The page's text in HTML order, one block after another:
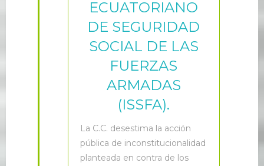
ECUATORIANO
DE SEGURIDAD
SOCIAL DE LAS
FUERZAS
ARMADAS
(ISSFA).
La C.C. desestima la acción
pública de inconstitucionalidad
planteada en contra de los